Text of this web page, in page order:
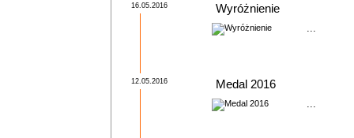
16.05.2016 Wyróżnienie
...
12.05.2016 Medal 2016
...